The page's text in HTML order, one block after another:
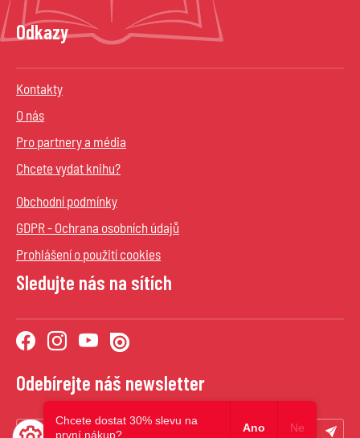
Odkazy
Kontakty
O nás
Pro partnery a média
Chcete vydat knihu?
Obchodní podmínky
GDPR - Ochrana osobních údajů
Prohlášení o použití cookies
Sledujte nás na sítích
Odebírejte náš newsletter
Chcete dostat 30% slevu na
první nákup?
Ano Ne